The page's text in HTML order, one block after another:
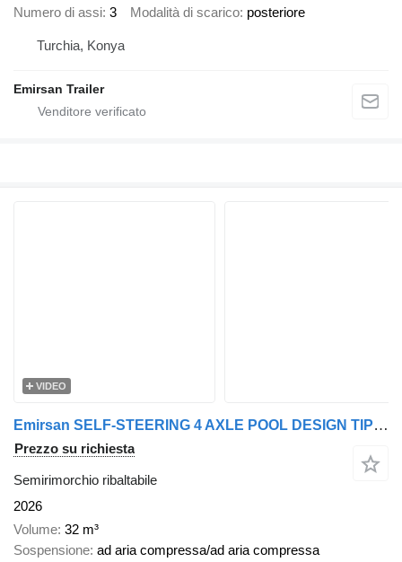
Numero di assi 3 Modalità di scarico posteriore
Turchia, Konya
Emirsan Trailer
VIDEO
Emirsan SELF-STEERING 4 AXLE POOL DESIGN TIPPER | 2025 EMIRSAN
Prezzo su richiesta
Semirimorchio ribaltabile
2026
Volume 32 m³
Sospensione ad aria compressa/ad aria compressa